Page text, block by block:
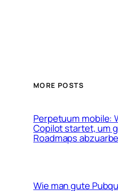
MORE POSTS
Perpetuum mobile:
Copilot startet, um
Roadmaps
Wie man gute